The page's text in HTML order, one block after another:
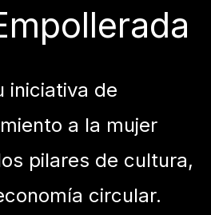
iniciativa de
a la mujer
pilares de cultura,
circular.